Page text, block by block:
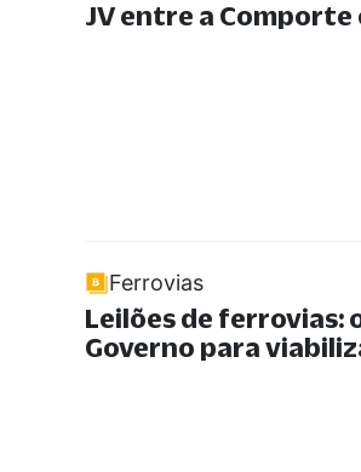
JV entre a Comporte
Ferrovias
Leilões de ferrovias:
Governo para